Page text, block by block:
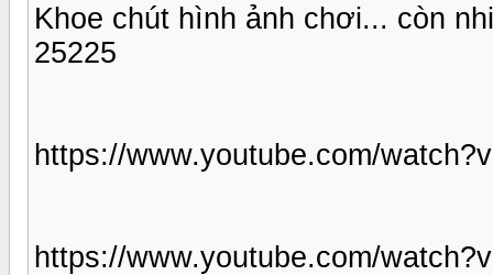
Khoe chút hình ảnh chơi... còn
25225
https://www.youtube.com/
https://www.youtube.com/